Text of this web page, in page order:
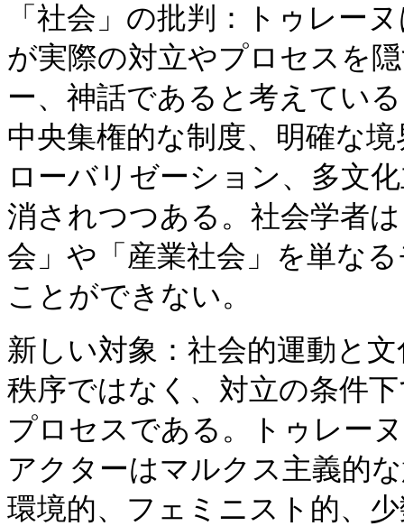
「社会」の批判：トゥレー
が実際の対立やプロセスを
ー、神話であると考えてい
中央集権的な制度、明確な
ローバリゼーション、多文
消されつつある。社会学者
会」や「産業社会」を単な
ことができない。
新しい対象：社会的運動と
秩序ではなく、対立の条件
プロセスである。トゥレー
アクターはマルクス主義的
環境的、フェミニスト的、